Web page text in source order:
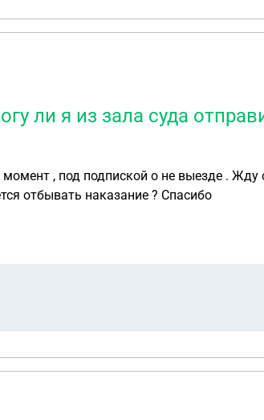
ли я из зала суда
, под подпиской о не выезде . Жду
виновным по этим статям , смогу ли я из зала суда отправиться на СВО или придётся отбывать наказание ? Спасибо